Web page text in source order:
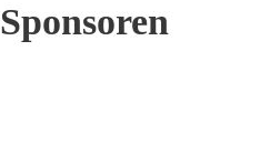
Sponsoren